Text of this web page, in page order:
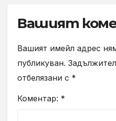
Вашият
Вашият имейл адрес
публикуван.
отбелязани с *
Коментар: *